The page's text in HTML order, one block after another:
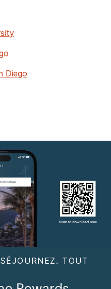
Diego
TOUT